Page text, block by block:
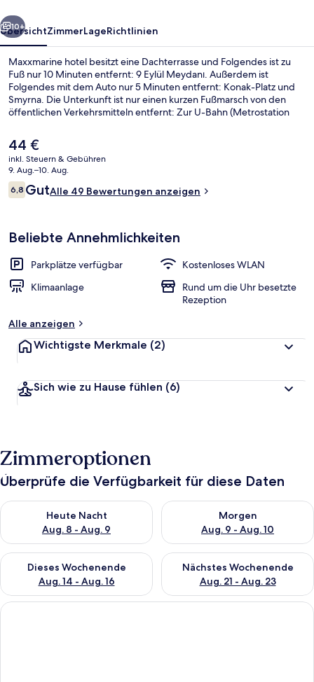
Weiter
10+
ÜbersichtZimmerLageRichtlinien
Maxxmarine hotel besitzt eine Dachterrasse und Folgendes ist zu
Fuß nur 10 Minuten entfernt: 9 Eylül Meydanı. Außerdem ist
Folgendes mit dem Auto nur 5 Minuten entfernt: Konak-Platz und
Smyrna. Die Unterkunft ist nur einen kurzen Fußmarsch von den
öffentlichen Verkehrsmitteln entfernt: Zur U-Bahn (Metrostation
Der
aktuelle
Preis
beträgt
44 €.
44 €
inkl. Steuern & Gebühren
9. Aug.–10. Aug.
Bewertungen
6,86,8 von 10.
GutAlle 49 Bewertungen anzeigen
Beliebte Annehmlichkeiten
Parkplätze verfügbar
Kostenloses WLAN
Klimaanlage
Rund um die Uhr besetzte
Rezeption
Alle anzeigen
Wichtigste Merkmale (2)
Sich wie zu Hause fühlen (6)
Zimmeroptionen
Überprüfe die Verfügbarkeit für diese Daten
Heute Nacht
Aug. 8 - Aug. 9
Überprüfe die Verfügbarkeit für heute Nacht, Aug. 8 - Aug. 9.
Morgen
Aug. 9 - Aug. 10
Überprüfe die Verfügbarkeit
Dieses Wochenende
Aug. 14 - Aug. 16
Überprüfe die Verfügbarkeit für dieses Wochenende, Aug. 14
Nächstes Wochenende
Aug. 21 - Aug. 23
Überprüfe die Verfügbarkeit